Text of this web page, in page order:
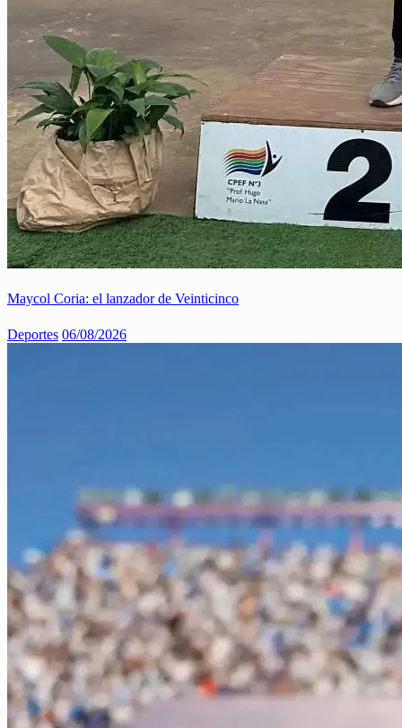
Maycol Coria: el lanzador de Veinticinco
Deportes 06/08/2026